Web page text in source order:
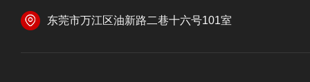
东莞市万江区油新路二巷十六号101室